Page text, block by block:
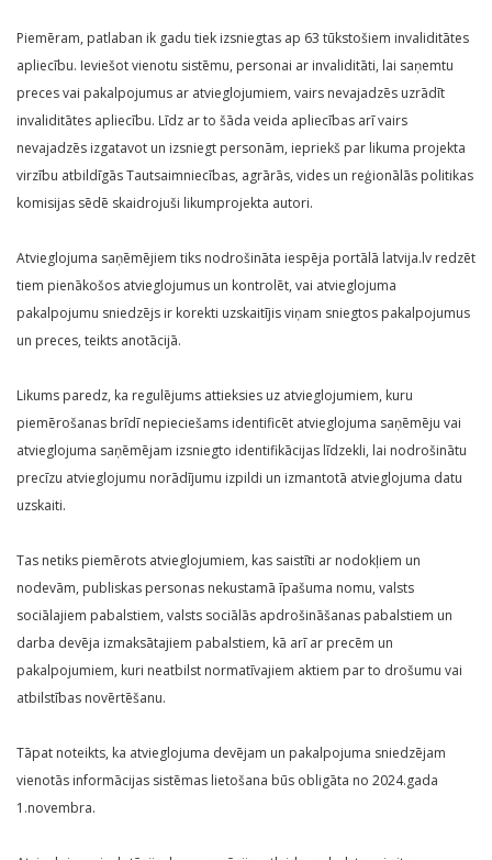
Piemēram, patlaban ik gadu tiek izsniegtas ap 63 tūkstošiem invaliditātes
apliecību. Ieviešot vienotu sistēmu, personai ar invaliditāti, lai saņemtu
preces vai pakalpojumus ar atvieglojumiem, vairs nevajadzēs uzrādīt
invaliditātes apliecību. Līdz ar to šāda veida apliecības arī vairs
nevajadzēs izgatavot un izsniegt personām, iepriekš par likuma projekta
virzību atbildīgās Tautsaimniecības, agrārās, vides un reģionālās politikas
komisijas sēdē skaidrojuši likumprojekta autori.
Atvieglojuma saņēmējiem tiks nodrošināta iespēja portālā latvija.lv redzēt
tiem pienākošos atvieglojumus un kontrolēt, vai atvieglojuma
pakalpojumu sniedzējs ir korekti uzskaitījis viņam sniegtos pakalpojumus
un preces, teikts anotācijā.
Likums paredz, ka regulējums attieksies uz atvieglojumiem, kuru
piemērošanas brīdī nepieciešams identificēt atvieglojuma saņēmēju vai
atvieglojuma saņēmējam izsniegto identifikācijas līdzekli, lai nodrošinātu
precīzu atvieglojumu norādījumu izpildi un izmantotā atvieglojuma datu
uzskaiti.
Tas netiks piemērots atvieglojumiem, kas saistīti ar nodokļiem un
nodevām, publiskas personas nekustamā īpašuma nomu, valsts
sociālajiem pabalstiem, valsts sociālās apdrošināšanas pabalstiem un
darba devēja izmaksātajiem pabalstiem, kā arī ar precēm un
pakalpojumiem, kuri neatbilst normatīvajiem aktiem par to drošumu vai
atbilstības novērtēšanu.
Tāpat noteikts, ka atvieglojuma devējam un pakalpojuma sniedzējam
vienotās informācijas sistēmas lietošana būs obligāta no 2024.gada
1.novembra.